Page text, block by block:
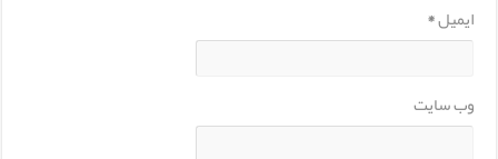
ایمیل*
وب‌ سایت